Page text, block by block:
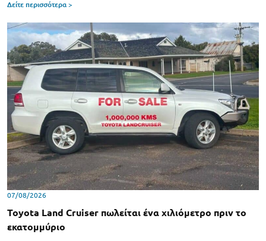
Δείτε περισσότερα >
07/08/2026
Toyota Land Cruiser πωλείται ένα χιλιόμετρο πριν το
εκατομμύριο